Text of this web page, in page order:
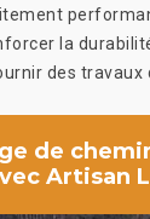
la
des travaux
de
Artisan